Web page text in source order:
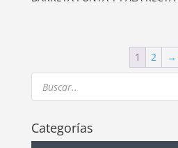
1 2
→
Products
search
Categorías